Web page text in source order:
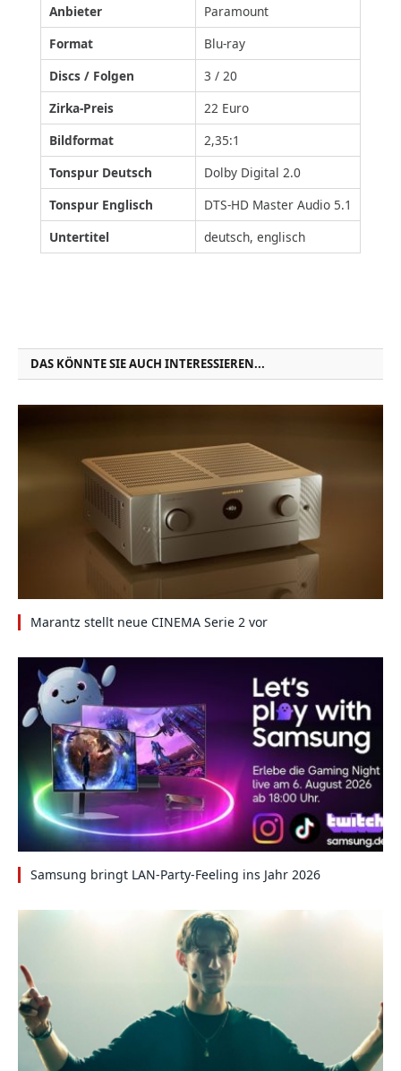
Anbieter
Paramount
Format
Blu-ray
Discs / Folgen
3 / 20
Zirka-Preis
22 Euro
Bildformat
2,35:1
Tonspur Deutsch
Dolby Digital 2.0
Tonspur Englisch
DTS-HD Master Audio 5.1
Untertitel
deutsch, englisch
DAS KÖNNTE SIE AUCH INTERESSIEREN...
Marantz stellt neue CINEMA Serie 2 vor
Samsung bringt LAN-Party-Feeling ins Jahr 2026